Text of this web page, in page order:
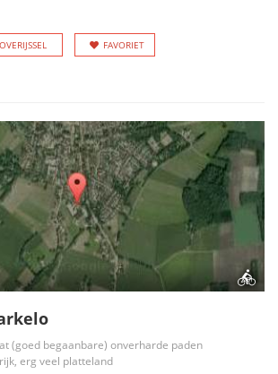
OVERIJSSEL FAVORIET
(goed begaanbare) onverharde paden
erg veel platteland